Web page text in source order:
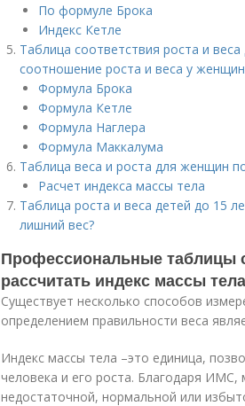
По формуле Брока
Индекс Кетле
Таблица соответствия роста и
соотношение роста и веса у
Формула Брока
Формула Кетле
Формула Наглера
Формула Маккалума
Таблица веса и роста для женщин
Расчет индекса массы тела
Таблица роста и веса детей до 15
лишний вес?
Профессиональные таблицы
рассчитать индекс массы тела
Существует несколько способов
определением правильности веса
Индекс массы тела –это единица,
человека и его роста. Благодаря
недостаточной, нормальной или